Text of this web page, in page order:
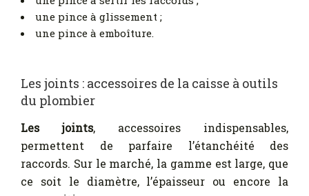
une pince à glissement ;
une pince à emboîture.
Les joints : accessoires de la caisse à outils
du plombier
Les joints, accessoires indispensables,
permettent de parfaire l’étanchéité des
raccords. Sur le marché, la gamme est large, que
ce soit le diamètre, l’épaisseur ou encore la